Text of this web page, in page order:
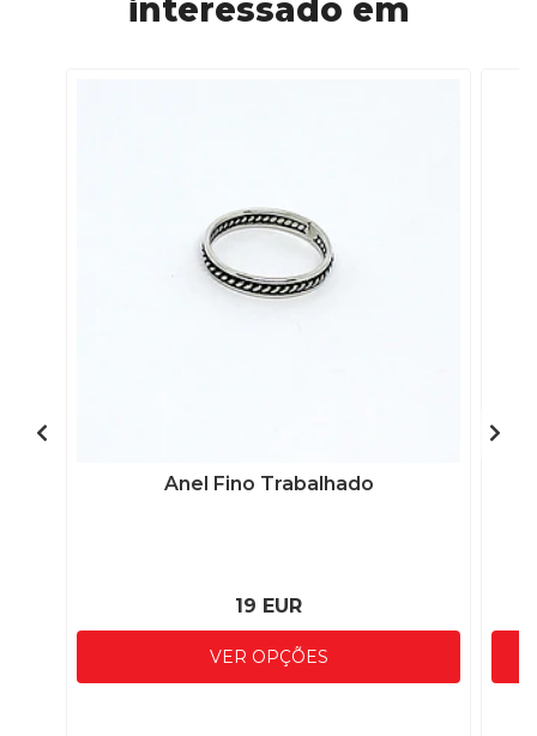
interessado em
Anel Fino Trabalhado
19 EUR
VER OPÇÕES